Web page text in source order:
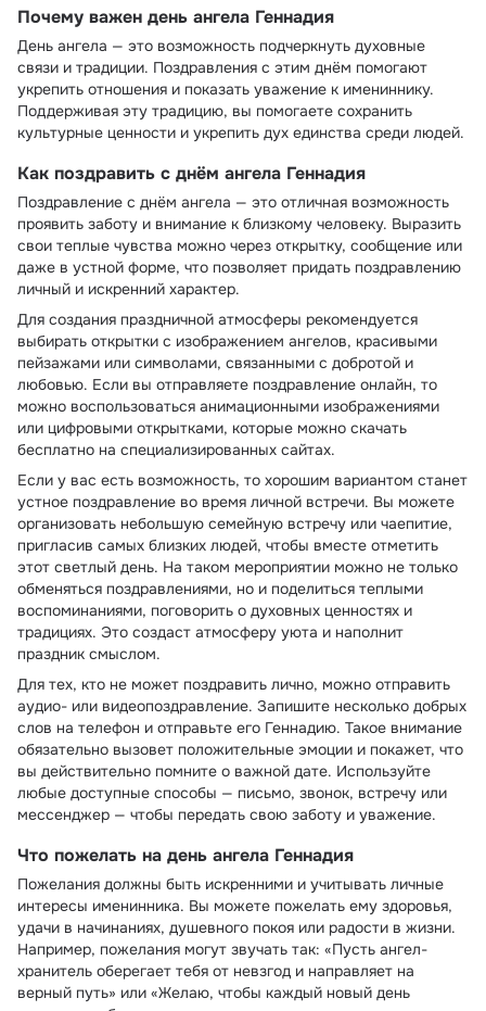
Почему важен день ангела Геннадия
День ангела — это возможность подчеркнуть духовные
связи и традиции. Поздравления с этим днём помогают
укрепить отношения и показать уважение к имениннику.
Поддерживая эту традицию, вы помогаете сохранить
культурные ценности и укрепить дух единства среди людей.
Как поздравить с днём ангела Геннадия
Поздравление с днём ангела — это отличная возможность
проявить заботу и внимание к близкому человеку. Выразить
свои теплые чувства можно через открытку, сообщение или
даже в устной форме, что позволяет придать поздравлению
личный и искренний характер.
Для создания праздничной атмосферы рекомендуется
выбирать открытки с изображением ангелов, красивыми
пейзажами или символами, связанными с добротой и
любовью. Если вы отправляете поздравление онлайн, то
можно воспользоваться анимационными изображениями
или цифровыми открытками, которые можно скачать
бесплатно на специализированных сайтах.
Если у вас есть возможность, то хорошим вариантом станет
устное поздравление во время личной встречи. Вы можете
организовать небольшую семейную встречу или чаепитие,
пригласив самых близких людей, чтобы вместе отметить
этот светлый день. На таком мероприятии можно не только
обменяться поздравлениями, но и поделиться теплыми
воспоминаниями, поговорить о духовных ценностях и
традициях. Это создаст атмосферу уюта и наполнит
праздник смыслом.
Для тех, кто не может поздравить лично, можно отправить
аудио- или видеопоздравление. Запишите несколько добрых
слов на телефон и отправьте его Геннадию. Такое внимание
обязательно вызовет положительные эмоции и покажет, что
вы действительно помните о важной дате. Используйте
любые доступные способы — письмо, звонок, встречу или
мессенджер — чтобы передать свою заботу и уважение.
Что пожелать на день ангела Геннадия
Пожелания должны быть искренними и учитывать личные
интересы именинника. Вы можете пожелать ему здоровья,
удачи в начинаниях, душевного покоя или радости в жизни.
Например, пожелания могут звучать так: «Пусть ангел-
хранитель оберегает тебя от невзгод и направляет на
верный путь» или «Желаю, чтобы каждый новый день